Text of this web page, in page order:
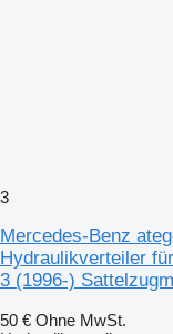
3
Mercedes-Benz
Hydraulikverteiler
3 (1996-)
50 € Ohne MwSt.